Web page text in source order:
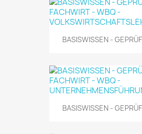
BASISWISSEN -
BASISWISSEN -